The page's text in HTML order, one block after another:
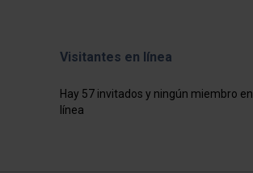
Visitantes en línea
Hay 57 invitados y ningún miembro en
línea